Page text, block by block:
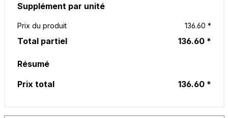
Supplément par unité
Prix du produit 136.60 *
Total partiel 136.60 *
Résumé
Prix total
136.60 *